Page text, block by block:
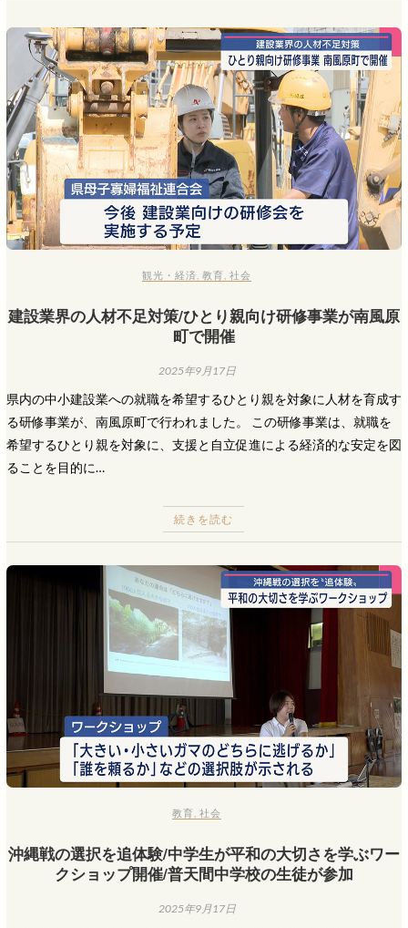
観光・経済 ,教育 ,社会
建設業界の人材不足対策/ひとり親向け研修事業が南風原
町で開催
2025年9月17日
県内の中小建設業への就職を希望するひとり親を対象に人材を育成す
る研修事業が、南風原町で行われました。 この研修事業は、就職を
希望するひとり親を対象に、支援と自立促進による経済的な安定を図
ることを目的に…
続きを読む
教育 ,社会
沖縄戦の選択を追体験/中学生が平和の大切さを学ぶワー
クショップ開催/普天間中学校の生徒が参加
2025年9月17日